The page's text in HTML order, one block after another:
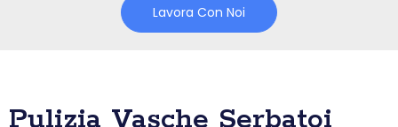
Lavora Con Noi